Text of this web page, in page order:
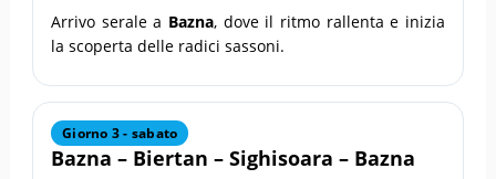
Arrivo serale a Bazna, dove il ritmo rallenta e inizia
la scoperta delle radici sassoni.
Giorno 3 - sabato
Bazna – Biertan – Sighisoara – Bazna